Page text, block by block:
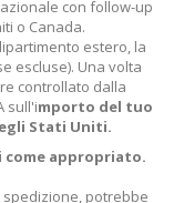
con follow-up
o Canada.
estero, la
escluse). Una volta
controllato dalla
sull'importo del tuo
Stati Uniti.
come appropriato.
potrebbe